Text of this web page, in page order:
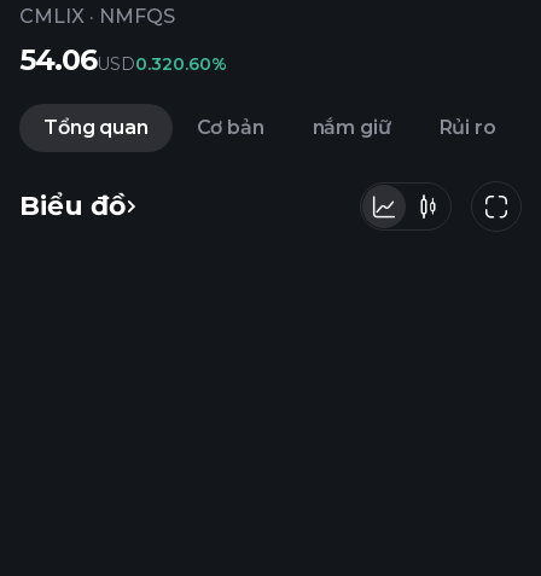
CMLIX · NMFQS
54.06USD0.320.60%
Tổng quan Cơ bản nắm giữ Rủi ro
Biểu đồ